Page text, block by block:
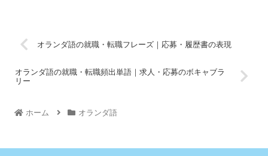
オランダ語の就職・転職フレーズ｜応募・履歴書の表現
オランダ語の就職・転職頻出単語｜求人・応募のボキャブラ
リー
ホーム オランダ語